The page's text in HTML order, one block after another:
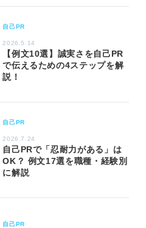
自己PR
2026.5.14
【例文10選】誠実さを自己PR
で伝えるための4ステップを解
説！
自己PR
2026.7.24
自己PRで「忍耐力がある」は
OK？ 例文17選を職種・経験別
に解説
自己PR